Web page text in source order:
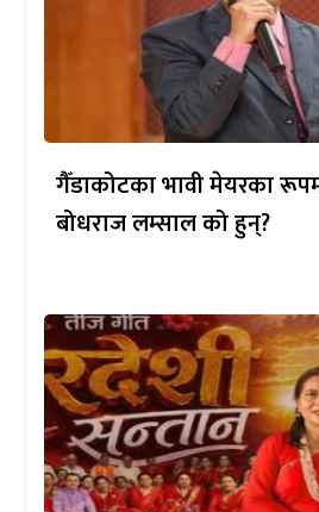
गैँडाकोटका भावी मेयरका
बोधराज लम्साल को हुन्?